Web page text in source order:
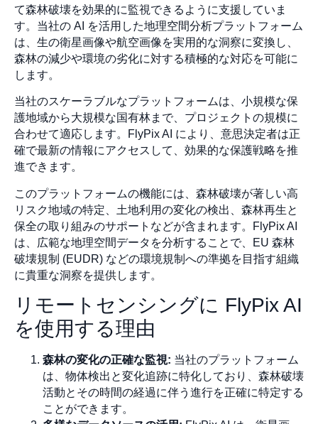
て森林破壊を効果的に監視できるように支援していま
す。当社の AI を活用した地理空間分析プラットフォーム
は、生の衛星画像や航空画像を実用的な洞察に変換し、
森林の減少や環境の劣化に対する積極的な対応を可能に
します。
当社のスケーラブルなプラットフォームは、小規模な保
護地域から大規模な国有林まで、プロジェクトの規模に
合わせて適応します。FlyPix AI により、意思決定者は正
確で最新の情報にアクセスして、効果的な保護戦略を推
進できます。
このプラットフォームの機能には、森林破壊が著しい高
リスク地域の特定、土地利用の変化の検出、森林再生と
保全の取り組みのサポートなどが含まれます。FlyPix AI
は、広範な地理空間データを分析することで、EU 森林
破壊規制 (EUDR) などの環境規制への準拠を目指す組織
に貴重な洞察を提供します。
リモートセンシングに FlyPix AI
を使用する理由
森林の変化の正確な監視: 当社のプラットフォーム
は、物体検出と変化追跡に特化しており、森林破壊
活動とその時間の経過に伴う進行を正確に特定する
ことができます。